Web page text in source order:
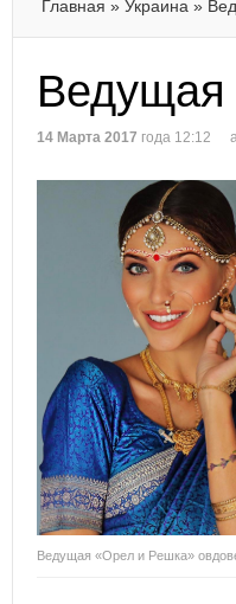
Главная » Украина »
Ведущая
14 Марта 2017 года 12:12
Ведущая «Орел и Решка»